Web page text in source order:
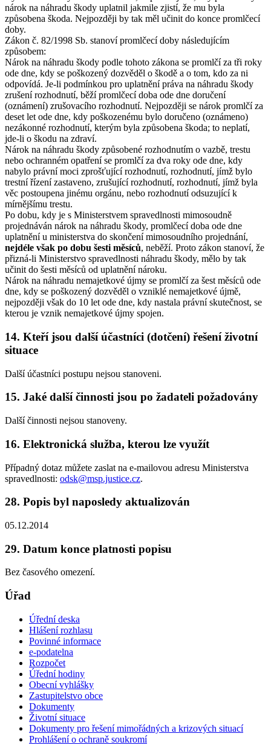
nárok na náhradu škody uplatnil jakmile zjistí, že mu byla
způsobena škoda. Nejpozději by tak měl učinit do konce promlčecí
doby.
Zákon č. 82/1998 Sb. stanoví promlčecí doby následujícím
způsobem:
Nárok na náhradu škody podle tohoto zákona se promlčí za tři roky
ode dne, kdy se poškozený dozvěděl o škodě a o tom, kdo za ni
odpovídá. Je-li podmínkou pro uplatnění práva na náhradu škody
zrušení rozhodnutí, běží promlčecí doba ode dne doručení
(oznámení) zrušovacího rozhodnutí. Nejpozději se nárok promlčí za
deset let ode dne, kdy poškozenému bylo doručeno (oznámeno)
nezákonné rozhodnutí, kterým byla způsobena škoda; to neplatí,
jde-li o škodu na zdraví.
Nárok na náhradu škody způsobené rozhodnutím o vazbě, trestu
nebo ochranném opatření se promlčí za dva roky ode dne, kdy
nabylo právní moci zprošťující rozhodnutí, rozhodnutí, jímž bylo
trestní řízení zastaveno, zrušující rozhodnutí, rozhodnutí, jímž byla
věc postoupena jinému orgánu, nebo rozhodnutí odsuzující k
mírnějšímu trestu.
Po dobu, kdy je s Ministerstvem spravedlnosti mimosoudně
projednáván nárok na náhradu škody, promlčecí doba ode dne
uplatnění u ministerstva do skončení mimosoudního projednání,
nejdéle však po dobu šesti měsíců, neběží. Proto zákon stanoví, že
přizná-li Ministerstvo spravedlnosti náhradu škody, mělo by tak
učinit do šesti měsíců od uplatnění nároku.
Nárok na náhradu nemajetkové újmy se promlčí za šest měsíců ode
dne, kdy se poškozený dozvěděl o vzniklé nemajetkové újmě,
nejpozději však do 10 let ode dne, kdy nastala právní skutečnost, se
kterou je vznik nemajetkové újmy spojen.
14. Kteří jsou další účastníci (dotčení) řešení životní
situace
Další účastníci postupu nejsou stanoveni.
15. Jaké další činnosti jsou po žadateli požadovány
Další činnosti nejsou stanoveny.
16. Elektronická služba, kterou lze využít
Případný dotaz můžete zaslat na e-mailovou adresu Ministerstva
spravedlnosti: odsk@msp.justice.cz.
28. Popis byl naposledy aktualizován
05.12.2014
29. Datum konce platnosti popisu
Bez časového omezení.
Úřad
Úřední deska
Hlášení rozhlasu
Povinné informace
e-podatelna
Rozpočet
Úřední hodiny
Obecní vyhlášky
Zastupitelstvo obce
Dokumenty
Životní situace
Dokumenty pro řešení mimořádných a krizových situací
Prohlášení o ochraně soukromí